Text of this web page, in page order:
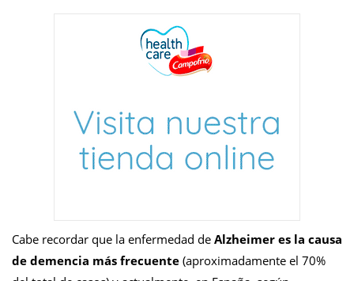
Cabe recordar que la enfermedad de Alzheimer es la causa
de demencia más frecuente (aproximadamente el 70%